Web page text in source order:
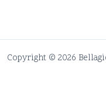
Copyright © 2026